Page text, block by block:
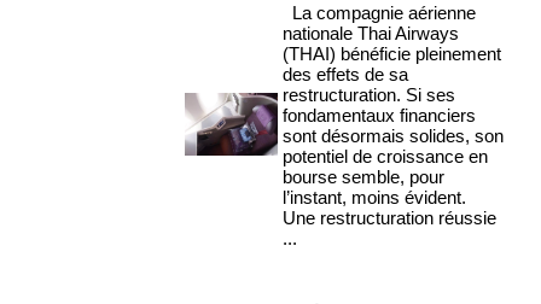
La compagnie aérienne
nationale Thai Airways
(THAI) bénéficie pleinement
des effets de sa
restructuration. Si ses
fondamentaux financiers
sont désormais solides, son
potentiel de croissance en
bourse semble, pour
l’instant, moins évident.
Une restructuration réussie
...